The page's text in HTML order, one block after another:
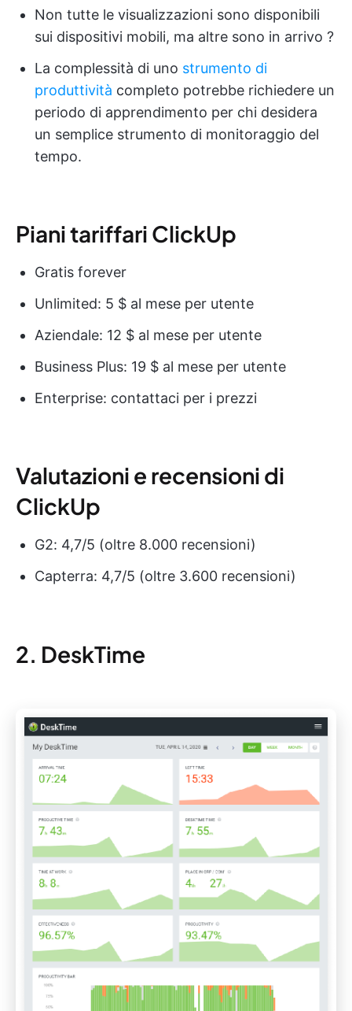
Non tutte le visualizzazioni sono disponibili
sui dispositivi mobili, ma altre sono in arrivo ?
La complessità di uno strumento di
produttività completo potrebbe richiedere un
periodo di apprendimento per chi desidera
un semplice strumento di monitoraggio del
tempo.
Piani tariffari ClickUp
Gratis forever
Unlimited: 5 $ al mese per utente
Aziendale: 12 $ al mese per utente
Business Plus: 19 $ al mese per utente
Enterprise: contattaci per i prezzi
Valutazioni e recensioni di
ClickUp
G2: 4,7/5 (oltre 8.000 recensioni)
Capterra: 4,7/5 (oltre 3.600 recensioni)
2. DeskTime